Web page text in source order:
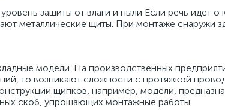
защиты от влаги и пыли Если речь идет
металлические щиты. При монтаже снаружи
модели. На производственных
то возникают сложности с протяжкой
щипков, например, модели,
скоб, упрощающих монтажные работы.